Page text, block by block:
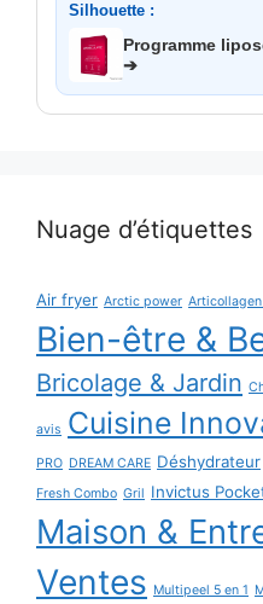
Silhouette :
Programme
➔
Nuage d’étiquettes
Air fryer Arctic power
Bien-être &
Bricolage & Jardin
avis Cuisine
PRO DREAM CARE Déshydrateur
Fresh Combo Gril Invictus
Maison &
Ventes Multipeel 5 en 1